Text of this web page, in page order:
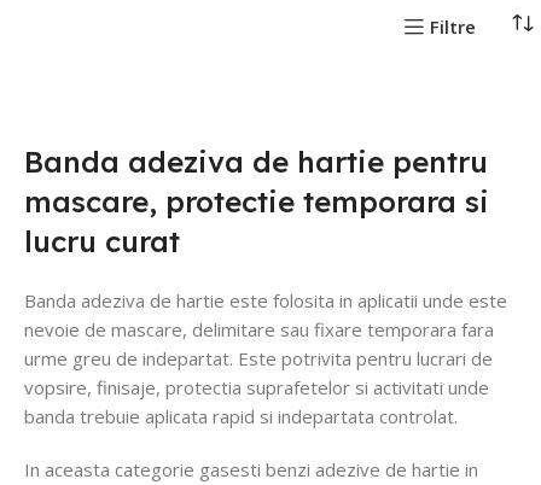
Filtre
Banda adeziva de hartie pentru
mascare, protectie temporara si
lucru curat
Banda adeziva de hartie este folosita in aplicatii unde este
nevoie de mascare, delimitare sau fixare temporara fara
urme greu de indepartat. Este potrivita pentru lucrari de
vopsire, finisaje, protectia suprafetelor si activitati unde
banda trebuie aplicata rapid si indepartata controlat.
In aceasta categorie gasesti benzi adezive de hartie in